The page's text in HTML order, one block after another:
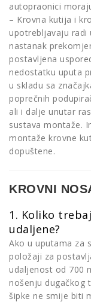
autopraonici
– Krovna kutija i
upotrebljavaju radi
nastanak
postavljena
nedostatku uputa
u skladu sa
poprečnih
ali i dalje unutar
sustava montaže.
montaže krovne
dopuštene.
KROVNI
1. Koliko
udaljene?
Ako u uputama za
položaji za
udaljenost od 700
nošenju dugačkog
šipke ne smije biti